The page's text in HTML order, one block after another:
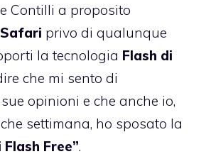
Contilli a proposito
Safari privo di qualunque
la tecnologia Flash di
che mi sento di
opinioni e che anche io,
settimana, ho sposato la
Free”.